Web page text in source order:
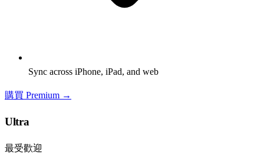
Sync across iPhone, iPad, and web
購買 Premium →
Ultra
最受歡迎